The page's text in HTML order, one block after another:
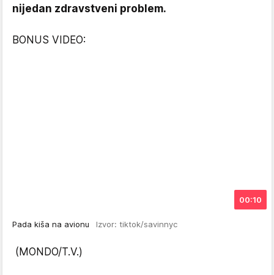
nijedan zdravstveni problem.
BONUS VIDEO:
00:10
Pada kiša na avionu Izvor: tiktok/savinnyc
(MONDO/T.V.)